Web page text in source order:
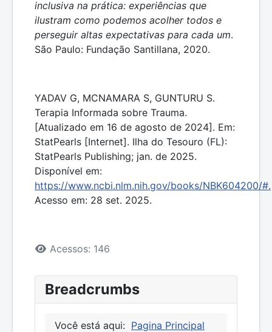
inclusiva na prática: experiências que
ilustram como podemos acolher todos e
perseguir altas expectativas para cada um.
São Paulo: Fundação Santillana, 2020.
YADAV G, MCNAMARA S, GUNTURU S.
Terapia Informada sobre Trauma.
[Atualizado em 16 de agosto de 2024]. Em:
StatPearls [Internet]. Ilha do Tesouro (FL):
StatPearls Publishing; jan. de 2025.
Disponível em:
https://www.ncbi.nlm.nih.gov/books/NBK604200/#.
Acesso em: 28 set. 2025.
Detalhes
Acessos: 146
Breadcrumbs
Você está aqui: Pagina Principal